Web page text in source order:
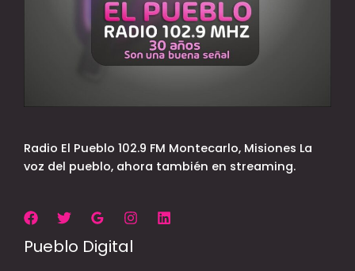
Radio El Pueblo 102.9 FM Montecarlo, Misiones La
voz del pueblo, ahora también en streaming.
Pueblo Digital